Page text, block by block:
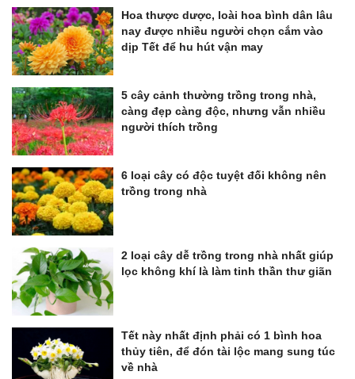
Hoa thược dược, loài hoa bình dân lâu
nay được nhiều người chọn cắm vào
dịp Tết để hu hút vận may
5 cây cảnh thường trồng trong nhà,
càng đẹp càng độc, nhưng vẫn nhiều
người thích trồng
6 loại cây có độc tuyệt đối không nên
trồng trong nhà
2 loại cây dễ trồng trong nhà nhất giúp
lọc không khí là làm tinh thần thư giãn
Tết này nhất định phải có 1 bình hoa
thủy tiên, để đón tài lộc mang sung túc
về nhà